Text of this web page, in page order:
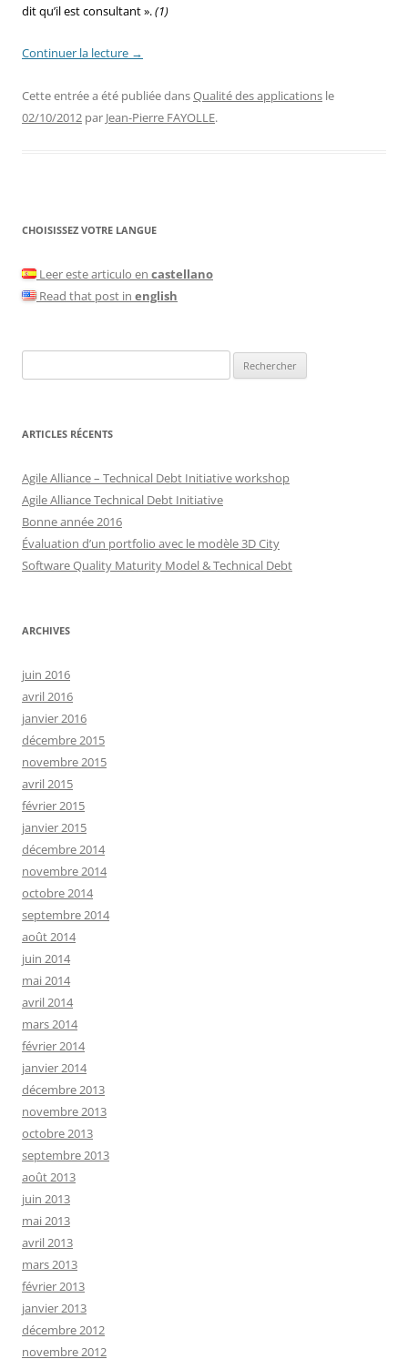
dit qu’il est consultant ».(1)
Continuer la lecture →
Cette entrée a été publiée dansQualité des applications le
02/10/2012 par Jean-Pierre FAYOLLE.
CHOISISSEZ VOTRE LANGUE
Leer este articulo en castellano
Read that post in english
ARTICLES RÉCENTS
Agile Alliance – Technical Debt Initiative workshop
Agile Alliance Technical Debt Initiative
Bonne année 2016
Évaluation d’un portfolio avec le modèle 3D City
Software Quality Maturity Model & Technical Debt
ARCHIVES
juin 2016
avril 2016
janvier 2016
décembre 2015
novembre 2015
avril 2015
février 2015
janvier 2015
décembre 2014
novembre 2014
octobre 2014
septembre 2014
août 2014
juin 2014
mai 2014
avril 2014
mars 2014
février 2014
janvier 2014
décembre 2013
novembre 2013
octobre 2013
septembre 2013
août 2013
juin 2013
mai 2013
avril 2013
mars 2013
février 2013
janvier 2013
décembre 2012
novembre 2012